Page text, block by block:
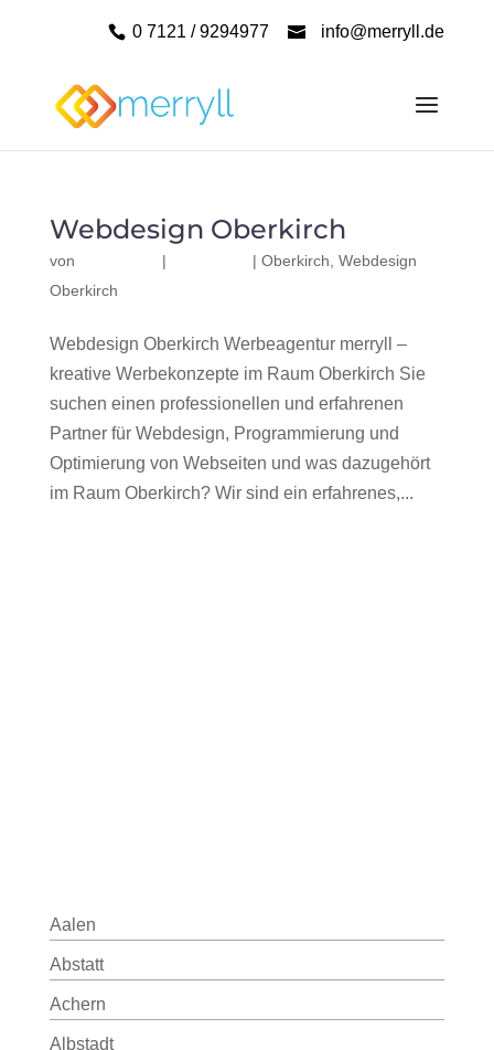
0 7121 / 9294977 info@merryll.de
Webdesign Oberkirch
von | | Oberkirch Webdesign
Oberkirch
Webdesign Oberkirch Werbeagentur merryll –
kreative Werbekonzepte im Raum Oberkirch Sie
suchen einen professionellen und erfahrenen
Partner für Webdesign, Programmierung und
Optimierung von Webseiten und was dazugehört
im Raum Oberkirch? Wir sind ein erfahrenes,...
Aalen
Abstatt
Achern
Albstadt